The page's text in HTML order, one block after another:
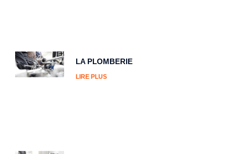
LA PLOMBERIE
LIRE PLUS